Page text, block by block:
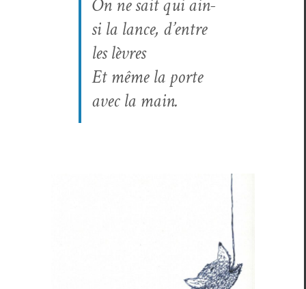
On ne sait qui ain­
si la lance, d’en­tre
les lèvres
Et même la porte
avec la main.